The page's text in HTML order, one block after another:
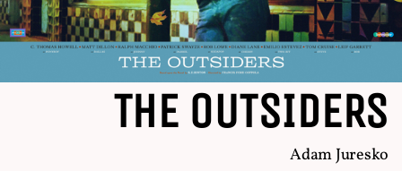
THE OUTSIDERS
Adam Juresko